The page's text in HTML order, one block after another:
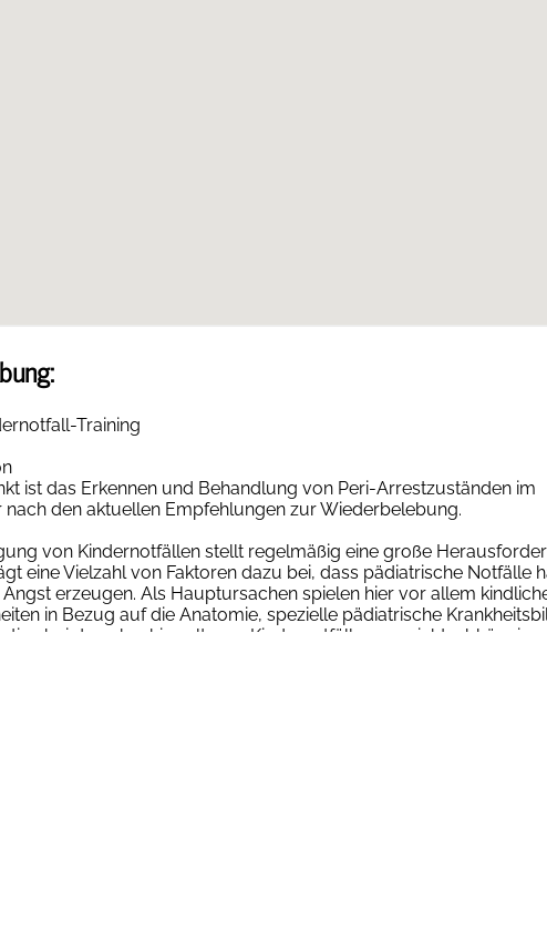
Training
ist das Erkennen und Behandlung von Peri-Arrestzuständen im
nach den aktuellen Empfehlungen zur Wiederbelebung.
von Kindernotfällen stellt regelmäßig eine große
eine Vielzahl von Faktoren dazu bei, dass pädiatrische Notfälle
erzeugen. Als Hauptursachen spielen hier vor allem
in Bezug auf die Anatomie, spezielle pädiatrische
bei den ohnehin seltenen Kindernotfällen, gewichtsabhängige